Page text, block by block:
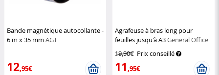
Bande magnétique autocollante -
6 m x 35 mm AGT
12,95€
Agrafeuse à bras long pour
feuilles jusqu'à A3General Office
19,90€ Prix conseillé
11,95€